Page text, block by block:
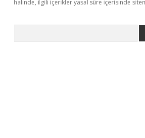
halinde, ilgili içerikler yasal süre içerisinde